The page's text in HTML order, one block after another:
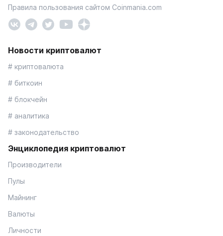
Правила пользования сайтом Coinmania.com
Новости криптовалют
# криптовалюта
# биткоин
# блокчейн
# аналитика
# законодательство
Энциклопедия криптовалют
Производители
Пулы
Майнинг
Валюты
Личности